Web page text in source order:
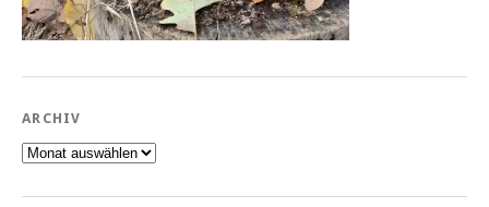
ARCHIV
Archiv